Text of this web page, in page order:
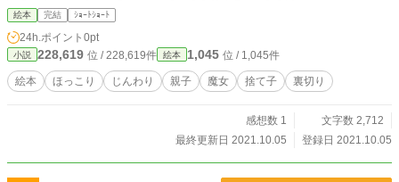
絵本 完結 ｼｮｰﾄｼｮｰﾄ
24h.ポイント 0pt
小説 228,619 位 / 228,619件 絵本 1,045 位 / 1,045件
絵本 ほっこり じんわり 親子 魔女 捨て子 裏切り
感想数 1
文字数 2,712
最終更新日 2021.10.05
登録日 2021.10.05